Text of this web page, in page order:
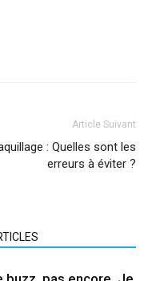
Article Suivant
: Quelles sont les
erreurs à éviter ?